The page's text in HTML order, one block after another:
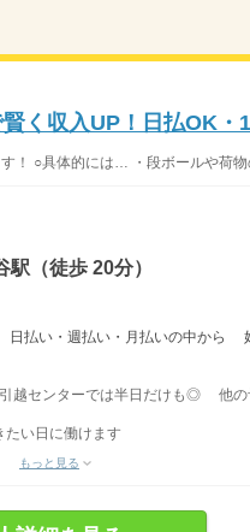
く収入UP！日払OK・
！ ○具体的には… ・段ボールや荷
（徒歩 20分）
払い・週払い・月払いの中から
越センターでは半日だけも◎ 他の
い日に働けます
もっと見る